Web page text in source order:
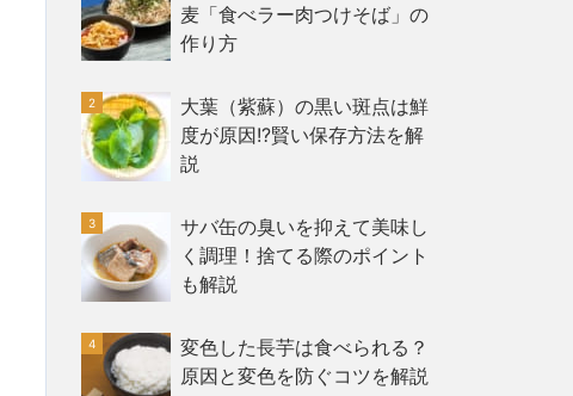
麦「食べラー肉つけそば」の
作り方
大葉（紫蘇）の黒い斑点は鮮
度が原因!?賢い保存方法を解
説
サバ缶の臭いを抑えて美味し
く調理！捨てる際のポイント
も解説
変色した長芋は食べられる？
原因と変色を防ぐコツを解説